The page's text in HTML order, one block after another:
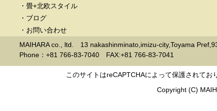
・畳+北欧スタイル
・ブログ
・お問い合わせ
MAIHARA co., ltd. 13 nakashinminato,imizu-city,Toyama
Phone：+81 766-83-7040 FAX:+81 766-83-7041
このサイトはreCAPTCHAによって保護されてお
Copyright (C)